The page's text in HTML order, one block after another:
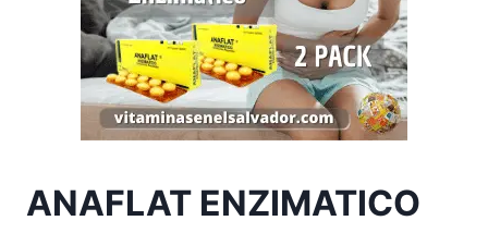
ANAFLAT ENZIMATICO